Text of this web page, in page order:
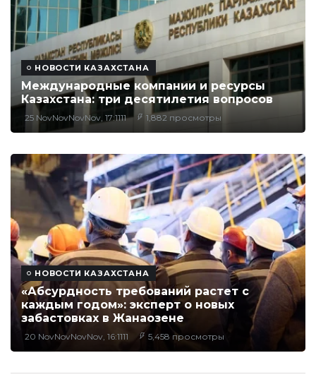
НОВОСТИ КАЗАХСТАНА
Международные компании и ресурсы
Казахстана: три десятилетия вопросов
25 NovNovNovNov, 17:1111 1,882 просмотры
НОВОСТИ КАЗАХСТАНА
«Абсурдность требований растет с
каждым годом»: эксперт о новых
забастовках в Жанаозене
20 NovNovNovNov, 16:1111 5,458 просмотры